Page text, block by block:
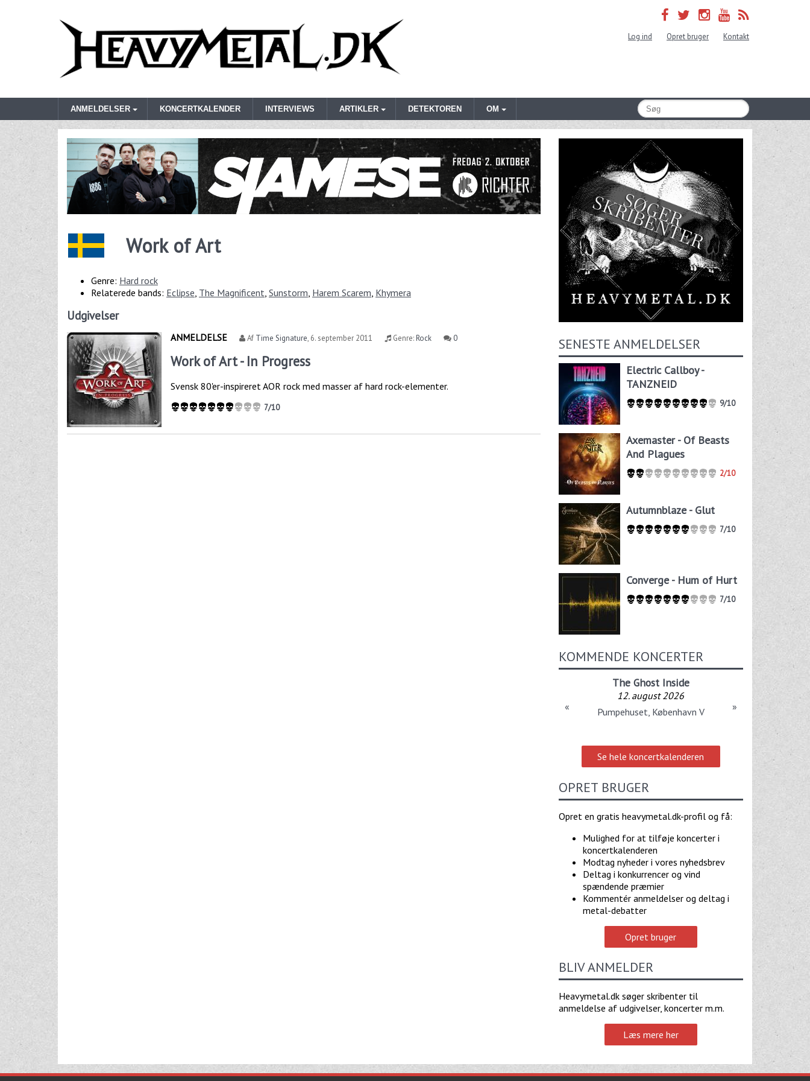
Log ind Opret bruger Kontakt
ANMELDELSER KONCERTKALENDER INTERVIEWS ARTIKLER DETEKTOREN OM
Work of Art
Genre: Hard rock
Relaterede bands: Eclipse, The Magnificent, Sunstorm, Harem Scarem, Khymera
Udgivelser
ANMELDELSE Af Time Signature, 6. september 2011 Genre:Rock 0
Work of Art - In Progress
Svensk 80'er-inspireret AOR rock med masser af hard rock-elementer.
7/10
SENESTE ANMELDELSER
Electric Callboy -
TANZNEID
9/10
Axemaster - Of Beasts
And Plagues
2/10
Autumnblaze - Glut
7/10
Converge - Hum of Hurt
7/10
KOMMENDE KONCERTER
The Ghost Inside
12. august 2026
Pumpehuset, København V
« »
Se hele koncertkalenderen
OPRET BRUGER
Opret en gratis heavymetal.dk-profil og få:
Mulighed for at tilføje koncerter i
koncertkalenderen
Modtag nyheder i vores nyhedsbrev
Deltag i konkurrencer og vind
spændende præmier
Kommentér anmeldelser og deltag i
metal-debatter
Opret bruger
BLIV ANMELDER
Heavymetal.dk søger skribenter til
anmeldelse af udgivelser, koncerter m.m.
Læs mere her